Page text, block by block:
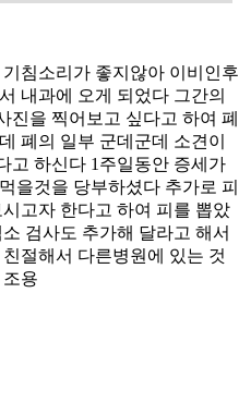
침소리가 좋지않아 이비인후
내과에 오게 되었다 그간의
진을 찍어보고 싶다고 하여 폐
폐의 일부 군데군데 소견이
고 하신다 1주일동안 증세가
을것을 당부하셨다 추가로 피
고자 한다고 하여 피를 뽑았
검사도 추가해 달라고 해서
절해서 다른병원에 있는 것
용